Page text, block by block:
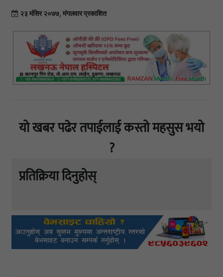
२३ मंसिर २०७७, मंगलवार प्रकाशित
यो खबर पढेर तपाईलाई कस्तो महसुस भयो
?
प्रतिक्रिया दिनुहोस्